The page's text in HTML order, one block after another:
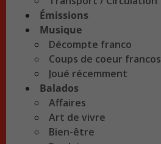
Émissions
Musique
Décompte franco
Coups de coeur francos
Joué récemment
Balados
Affaires
Art de vivre
Bien-être